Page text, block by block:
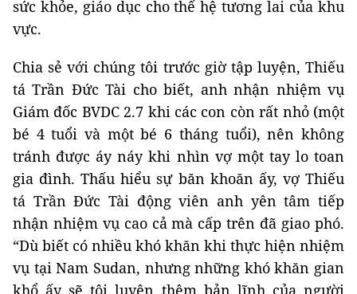
sức khỏe, giáo dục cho thế hệ tương lai của khu
vực.
Chia sẻ với chúng tôi trước giờ tập luyện, Thiếu
tá Trần Đức Tài cho biết, anh nhận nhiệm vụ
Giám đốc BVDC 2.7 khi các con còn rất nhỏ (một
bé 4 tuổi và một bé 6 tháng tuổi), nên không
tránh được áy náy khi nhìn vợ một tay lo toan
gia đình. Thấu hiểu sự băn khoăn ấy, vợ Thiếu
tá Trần Đức Tài động viên anh yên tâm tiếp
nhận nhiệm vụ cao cả mà cấp trên đã giao phó.
“Dù biết có nhiều khó khăn khi thực hiện nhiệm
vụ tại Nam Sudan, nhưng những khó khăn gian
khổ ấy sẽ tôi luyện thêm bản lĩnh của người